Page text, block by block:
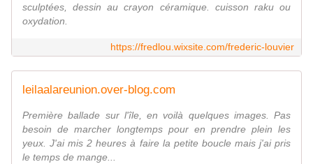
sculptées, dessin au crayon céramique. cuisson raku ou
oxydation.
https://fredlou.wixsite.com/frederic-louvier
leilaalareunion.over-blog.com
Première ballade sur l'île, en voilà quelques images. Pas
besoin de marcher longtemps pour en prendre plein les
yeux. J'ai mis 2 heures à faire la petite boucle mais j'ai pris
le temps de mange...